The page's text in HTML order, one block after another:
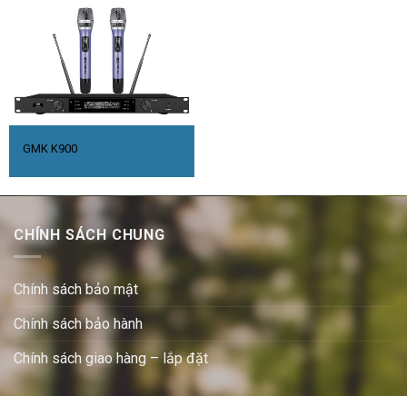
GMK K900
CHÍNH SÁCH CHUNG
Chính sách bảo mật
Chính sách bảo hành
Chính sách giao hàng – lắp đặt